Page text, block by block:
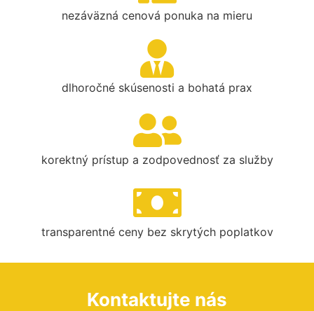
nezáväzná cenová ponuka na mieru
dlhoročné skúsenosti a bohatá prax
korektný prístup a zodpovednosť za služby
transparentné ceny bez skrytých poplatkov
Kontaktujte nás